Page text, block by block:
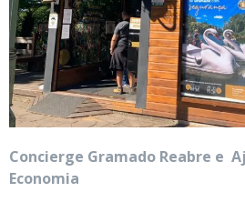
Concierge Gramado Reabre e
Economia